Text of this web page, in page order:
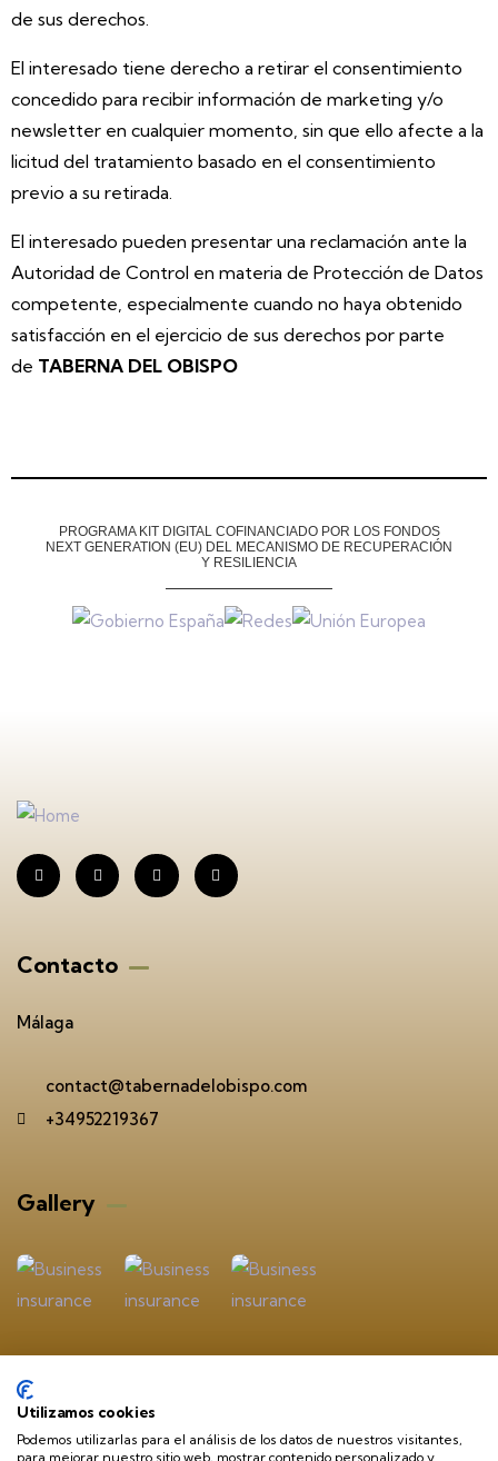
de sus derechos.
El interesado tiene derecho a retirar el consentimiento
concedido para recibir información de marketing y/o
newsletter en cualquier momento, sin que ello afecte a la
licitud del tratamiento basado en el consentimiento
previo a su retirada.
El interesado pueden presentar una reclamación ante la
Autoridad de Control en materia de Protección de Datos
competente, especialmente cuando no haya obtenido
satisfacción en el ejercicio de sus derechos por parte
de TABERNA DEL OBISPO
PROGRAMA KIT DIGITAL COFINANCIADO POR LOS FONDOS
NEXT GENERATION (EU) DEL MECANISMO DE RECUPERACIÓN
Y RESILIENCIA
Contacto
Málaga
contact@tabernadelobispo.com
+34952219367
Gallery​
© 2024 All Rights Reserved
Utilizamos cookies
Podemos utilizarlas para el análisis de los datos de nuestros visitantes,
para mejorar nuestro sitio web, mostrar contenido personalizado y